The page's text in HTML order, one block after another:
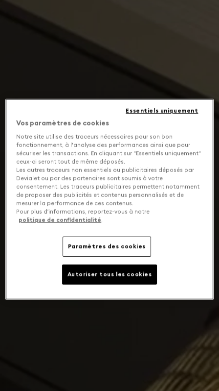
Vos paramètres de cookies
Notre site utilise des traceurs nécessaires pour son bon
fonctionnement, à l'analyse des performances ainsi que pour
sécuriser les transactions. En cliquant sur "Essentiels uniquement"
ceux-ci seront tout de même déposés.
Les autres traceurs non essentiels ou publicitaires déposés par
Devialet ou par des partenaires sont soumis à votre
consentement. Les traceurs publicitaires permettent notamment
de proposer des publicités et contenus personnalisés et de
mesurer la performance de ces contenus.
Pour plus d’informations, reportez-vous à notre
politique de confidentialité.
Paramètres des cookies
Essentiels uniquement
Autoriser tous les cookies